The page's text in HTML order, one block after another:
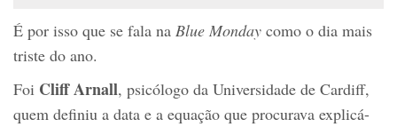
É por isso que se fala na Blue Monday como o dia mais
triste do ano.
Foi Cliff Arnall, psicólogo da Universidade de Cardiff,
quem definiu a data e a equação que procurava explicá-